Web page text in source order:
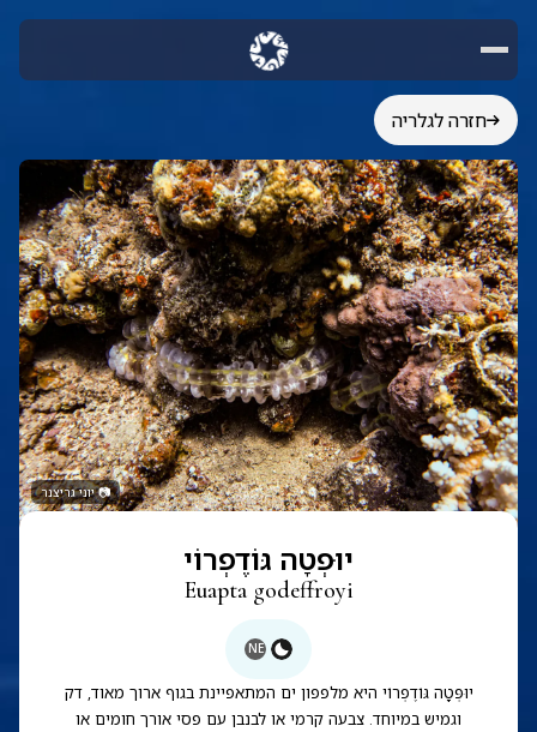
חזרה לגלריה
📷יוני גריצנר
יוּפְטָה גּוֹדֶפְרוֹי
Euapta godeffroyi
NE
יוּפְּטָה גּוֹדֶפְרוֹי היא מלפפון ים המתאפיינת בגוף ארוך מאוד, דק
וגמיש במיוחד. צבעה קרמי או לבנבן עם פסי אורך חומים או